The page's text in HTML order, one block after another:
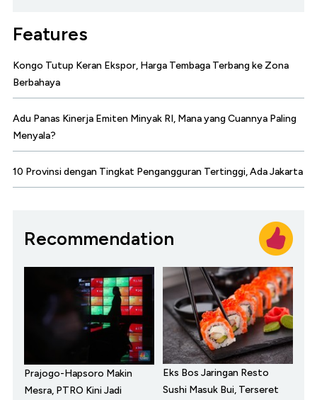
Features
Kongo Tutup Keran Ekspor, Harga Tembaga Terbang ke Zona
Berbahaya
Adu Panas Kinerja Emiten Minyak RI, Mana yang Cuannya Paling
Menyala?
10 Provinsi dengan Tingkat Pengangguran Tertinggi, Ada Jakarta
Recommendation
Prajogo-Hapsoro Makin
Mesra, PTRO Kini Jadi
Eks Bos Jaringan Resto
Sushi Masuk Bui, Terseret